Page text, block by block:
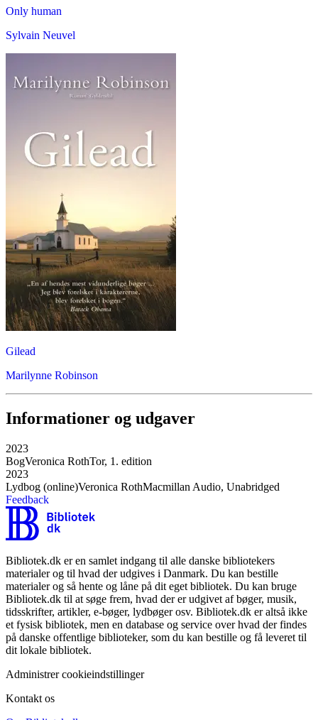
Only human
Sylvain Neuvel
Gilead
Marilynne Robinson
Informationer og udgaver
2023
BogVeronica RothTor, 1. edition
2023
Lydbog (online)Veronica RothMacmillan Audio, Unabridged
Feedback
Bibliotek.dk er en samlet indgang til alle danske bibliotekers
materialer og til hvad der udgives i Danmark. Du kan bestille
materialer og så hente og låne på dit eget bibliotek. Du kan bruge
Bibliotek.dk til at søge frem, hvad der er udgivet af bøger, musik,
tidsskrifter, artikler, e-bøger, lydbøger osv. Bibliotek.dk er altså ikke
et fysisk bibliotek, men en database og service over hvad der findes
på danske offentlige biblioteker, som du kan bestille og få leveret til
dit lokale bibliotek.
Administrer cookieindstillinger
Kontakt os